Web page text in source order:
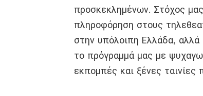
προσκεκλημένων. Στόχος
πληροφόρηση στους
στην υπόλοιπη Ελλάδα, αλλά
το πρόγραμμά μας με
εκπομπές και ξένες ταινίες